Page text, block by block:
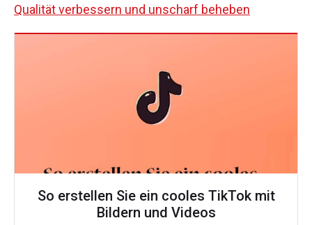
Qualität verbessern und unscharf beheben
So erstellen Sie ein cooles TikTok mit
Bildern und Videos